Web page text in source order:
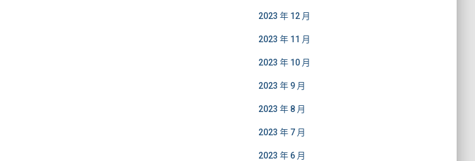
2023 年 12 月
2023 年 11 月
2023 年 10 月
2023 年 9 月
2023 年 8 月
2023 年 7 月
2023 年 6 月